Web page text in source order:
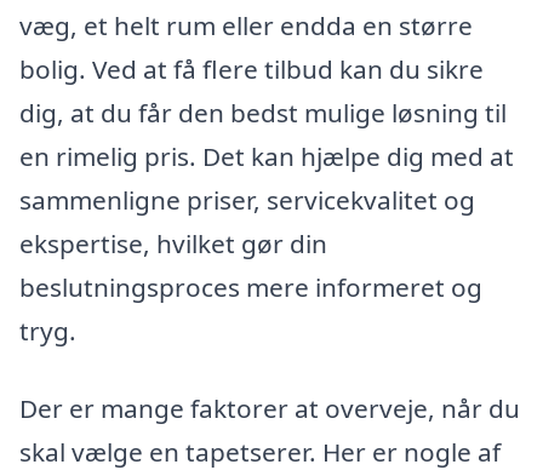
væg, et helt rum eller endda en større
bolig. Ved at få flere tilbud kan du sikre
dig, at du får den bedst mulige løsning til
en rimelig pris. Det kan hjælpe dig med at
sammenligne priser, servicekvalitet og
ekspertise, hvilket gør din
beslutningsproces mere informeret og
tryg.
Der er mange faktorer at overveje, når du
skal vælge en tapetserer. Her er nogle af